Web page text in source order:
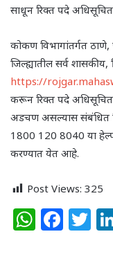
साधून रिक्त पदे
कोकण विभागांतर्गत
जिल्ह्यातील सर्व
https://
करून रिक्त पदे
अडचण असल्यास संबंधित
1800 120 8040 या
करण्यात येत आहे.
Post Views: 325
W F T